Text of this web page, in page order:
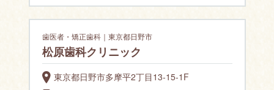
歯医者・矯正歯科｜東京都日野市
松原歯科クリニック
東京都日野市多摩平2丁目13-15-1F